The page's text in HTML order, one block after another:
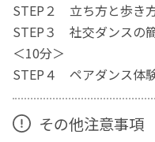
STEP２ 立ち方と歩き
STEP３ 社交ダンスの
＜10分＞
STEP４ ペアダンス
その他注意事項